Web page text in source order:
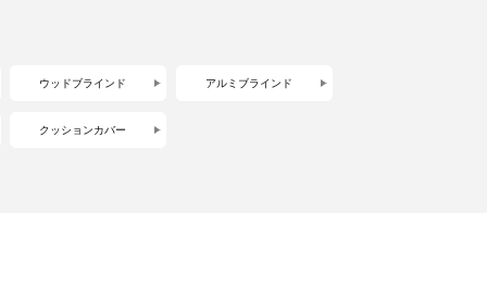
ウッドブラインド アルミブラインド
クッションカバー